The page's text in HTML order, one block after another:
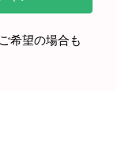
希望の場合も